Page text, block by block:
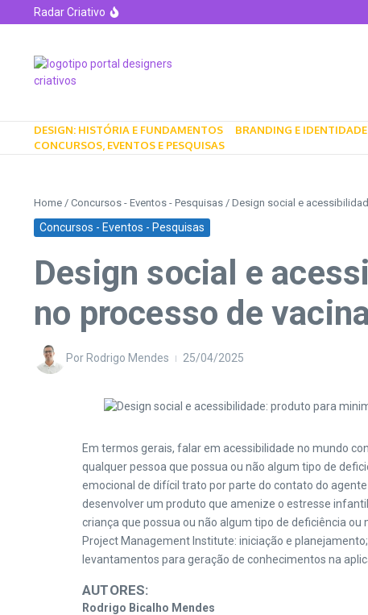
Radar Criativo
Lin Cheung Sampler e NYCxDESIGN 2025:
O Legado Visual de Akira no Pôster do Filme F1 com
Adidas lança coleção de roupas e acessórios
DESIGN: HISTÓRIA E FUNDAMENTOS BRANDING E
CONCURSOS, EVENTOS E PESQUISAS
Home / Concursos - Eventos - Pesquisas / Design social e
Concursos - Eventos - Pesquisas
Design social e
no processo de
PorRodrigo Mendes 25/04/2025
Em termos gerais, falar em acessibilidade no mundo
qualquer pessoa que possua ou não algum tipo de
emocional de difícil trato por parte do contato do
desenvolver um produto que amenize o estresse
criança que possua ou não algum tipo de deficiência
Project Management Institute: iniciação e
levantamentos para geração de conhecimentos na
AUTORES:
Rodrigo Bicalho Mendes